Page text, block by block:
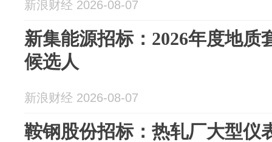
新浪财经 2026-08-07
新集能源招标：2026年度地质
候选人
新浪财经 2026-08-07
鞍钢股份招标：热轧厂大型仪